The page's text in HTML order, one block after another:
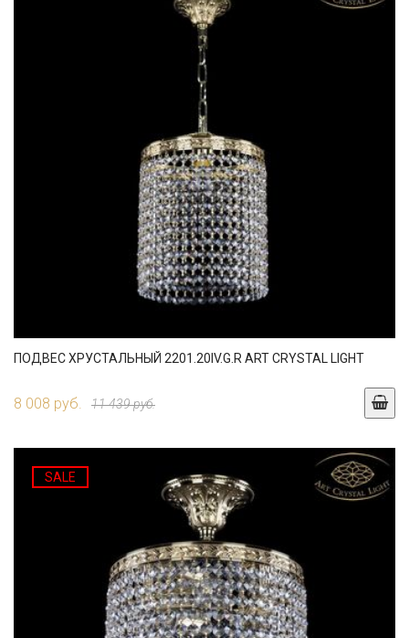
ПОДВЕС ХРУСТАЛЬНЫЙ 2201.20IV.G.R ART CRYSTAL LIGHT
8 008 руб. 11 439 руб.
SALE